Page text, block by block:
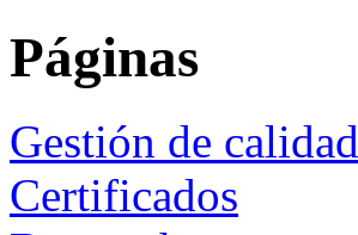
Páginas
Gestión de calidad
Certificados